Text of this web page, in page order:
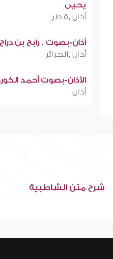
يحيى
أذان ,قطر
أذان-بصوت . رابح بن دراح
أذان ,الجزائر
الأذان-بصوت أحمد
أذان
شرح متن الشاطبية